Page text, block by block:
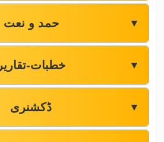
حمد و نعت ▼
خطبات-تقاریر ▼
ڈکشنری ▼